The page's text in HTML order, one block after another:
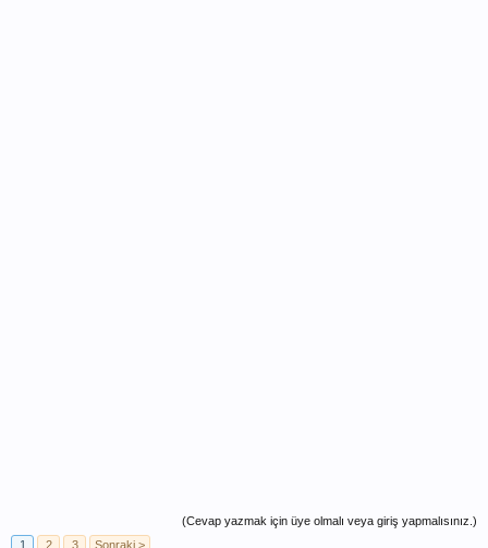
(Cevap yazmak için üye olmalı veya giriş yapmalısınız.)
1
2 3 Sonraki >